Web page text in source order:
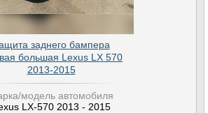
заднего бампера
большая Lexus LX 570
2013-2015
модель автомобиля
LX-570 2013 - 2015